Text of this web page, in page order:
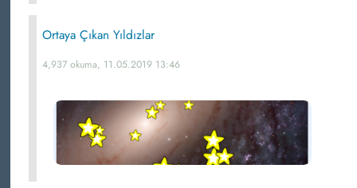
Ortaya Çıkan Yıldızlar
4,937 okuma, 11.05.2019 13:46